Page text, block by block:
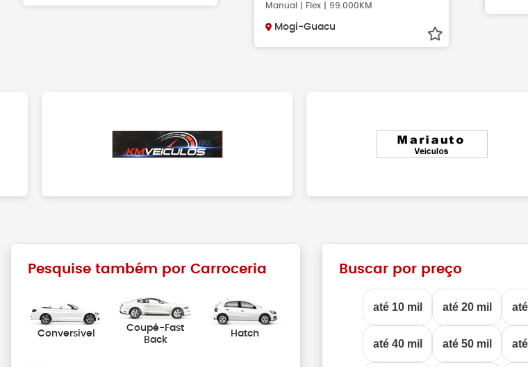
Manual | Flex | 99.000KM
Mogi-Guacu
Pesquise também por Carroceria
Conversível
Coupé-Fast
Back
Hatch
Buscar por preço
até 10 mil até 20 mil
até 40 mil até 50 mil